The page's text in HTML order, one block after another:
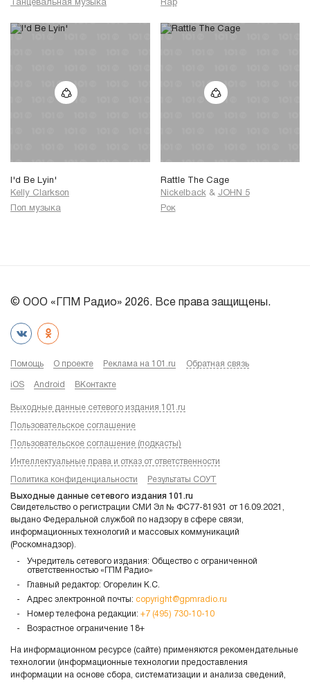
Танцевальная музыка
Rap
I'd Be Lyin'
Kelly Clarkson
Поп музыка
Rattle The Cage
Nickelback & JOHN 5
Рок
© ООО «ГПМ Радио» 2026. Все права защищены.
Помощь О проекте Реклама на 101.ru Обратная связь
iOS Android ВКонтакте
Выходные данные сетевого издания 101.ru
Пользовательское соглашение
Пользовательское соглашение (подкасты)
Интеллектуальные права и отказ от ответственности
Политика конфиденциальности Результаты СОУТ
Выходные данные сетевого издания 101.ru
Свидетельство о регистрации СМИ Эл № ФС77-81931 от 16.09.2021,
выдано Федеральной службой по надзору в сфере связи,
информационных технологий и массовых коммуникаций
(Роскомнадзор).
Учредитель сетевого издания: Общество с ограниченной
ответственностью «ГПМ Радио»
Главный редактор: Огорелин К.С.
Адрес электронной почты: copyright@gpmradio.ru
Номер телефона редакции: +7 (495) 730-10-10
Возрастное ограничение 18+
На информационном ресурсе (сайте) применяются рекомендательные
технологии (информационные технологии предоставления
информации на основе сбора, систематизации и анализа сведений,